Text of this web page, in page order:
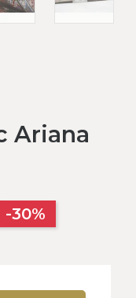
Ariana
-30%